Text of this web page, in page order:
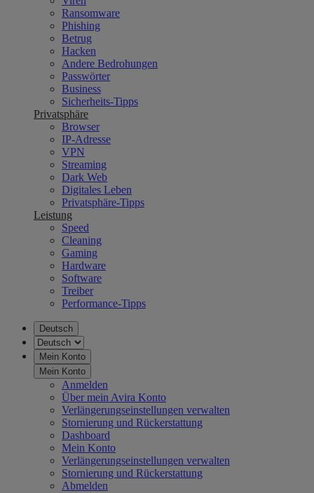
Ransomware
Phishing
Betrug
Hacken
Andere Bedrohungen
Passwörter
Business
Sicherheits-Tipps
Privatsphäre
Browser
IP-Adresse
VPN
Streaming
Dark Web
Digitales Leben
Privatsphäre-Tipps
Leistung
Speed
Cleaning
Gaming
Hardware
Software
Treiber
Performance-Tipps
Deutsch
Mein Konto
Mein Konto
Anmelden
Über mein Avira Konto
Verlängerungseinstellungen verwalten
Stornierung und Rückerstattung
Dashboard
Mein Konto
Verlängerungseinstellungen verwalten
Stornierung und Rückerstattung
Abmelden